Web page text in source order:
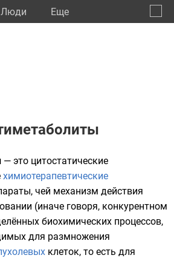
Люди Eще
— это цитостатические
химиотерапевтические
, чей механизм действия
(иначе говоря, конкурентном
биохимических процессов,
для размножения
клеток, то есть для